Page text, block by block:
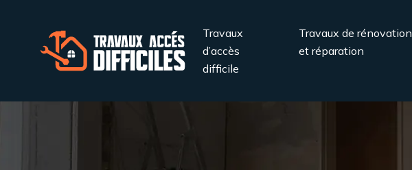
Travaux
d’accès
difficile
Travaux de rénovation
et réparation